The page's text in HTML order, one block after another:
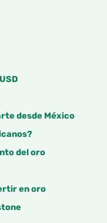
desde México
del oro
en oro